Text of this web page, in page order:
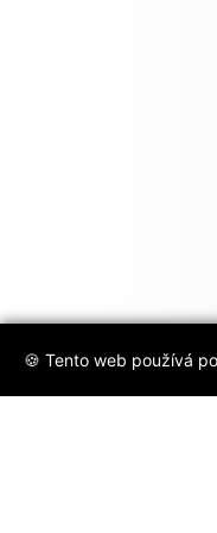
🍪 Tento web používá